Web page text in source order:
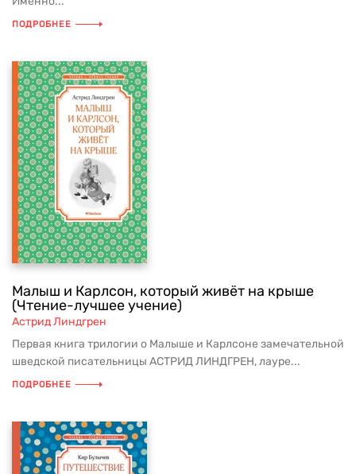
ПОДРОБНЕЕ
Малыш и Карлсон, который живёт на крыше
(Чтение-лучшее учение)
Астрид Линдгрен
Первая книга трилогии о Малыше и Карлсоне замечательной
шведской писательницы АСТРИД ЛИНДГРЕН, лауре...
ПОДРОБНЕЕ